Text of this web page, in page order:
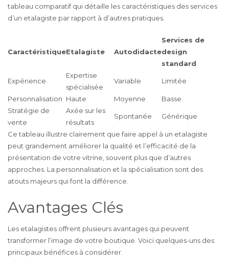
tableau comparatif qui détaille les caractéristiques des services
d’un etalagiste par rapport à d’autres pratiques.
CaractéristiqueEtalagiste Autodidacte
Services de
design
standard
Expérience
Expertise
spécialisée
Variable Limitée
Personnalisation Haute Moyenne
Basse
Stratégie de
vente
Axée sur les
résultats
Spontanée Générique
Ce tableau illustre clairement que faire appel à un etalagiste
peut grandement améliorer la qualité et l’efficacité de la
présentation de votre vitrine, souvent plus que d’autres
approches. La personnalisation et la spécialisation sont des
atouts majeurs qui font la différence.
Avantages Clés
Les etalagistes offrent plusieurs avantages qui peuvent
transformer l’image de votre boutique. Voici quelques-uns des
principaux bénéfices à considérer.